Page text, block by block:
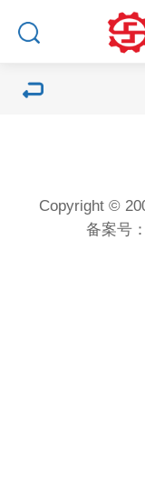
Copyright ©
备案号：